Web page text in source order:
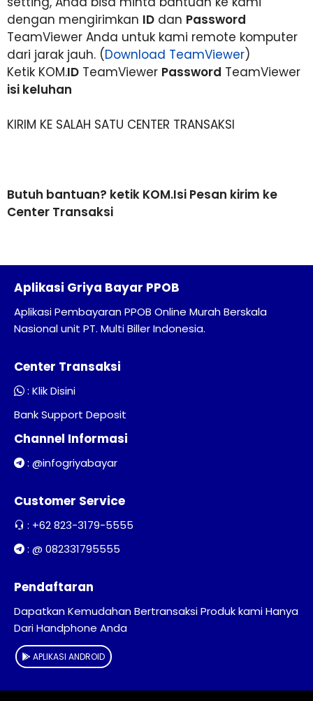
dengan mengirimkan ID dan Password
TeamViewer Anda untuk kami remote komputer
dari jarak jauh. (Download TeamViewer)
Ketik KOM.ID TeamViewer Password TeamViewer
isi keluhan
KIRIM KE SALAH SATU CENTER TRANSAKSI
Butuh bantuan? ketik KOM.Isi Pesan kirim ke
Center Transaksi
Aplikasi Griya Bayar PPOB
Aplikasi Pembayaran PPOB Online Murah Berskala
Nasional unit PT. Multi Biller Indonesia.
Center Transaksi
: Klik Disini
Bank Support Deposit
Channel Informasi
: @infogriyabayar
Customer Service
: +62 823-3179-5555
: @ 082331795555
Pendaftaran
Dapatkan Kemudahan Bertransaksi Produk kami Hanya
Dari Handphone Anda
APLIKASI ANDROID